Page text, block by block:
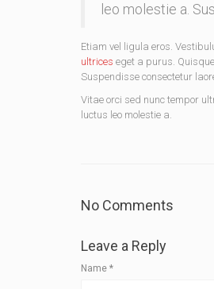
leo molestie a.
Etiam vel ligula eros.
ultrices eget a purus.
Suspendisse consectetur
Vitae orci sed nunc tempor
luctus leo molestie a.
No Comments
Leave a Reply
Name *